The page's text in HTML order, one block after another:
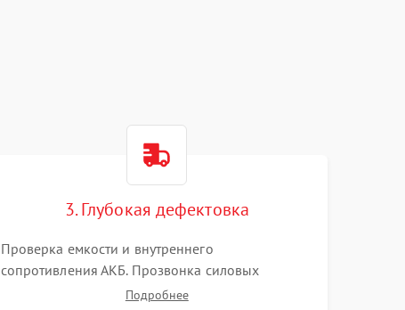
3. Глубокая дефектовка
Проверка емкости и внутреннего
сопротивления АКБ. Прозвонка силовых
транзисторов инвертора, диодов, реле
Подробнее